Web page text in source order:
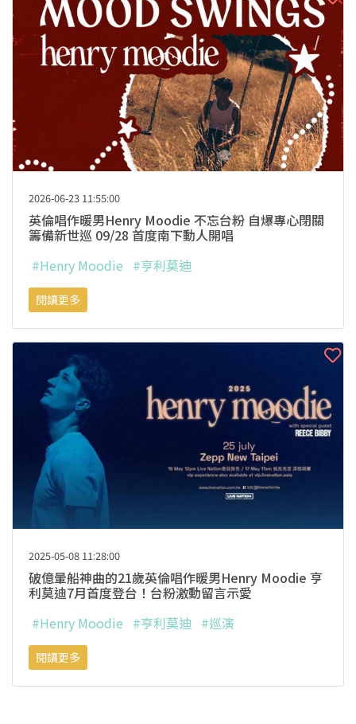
2026-06-23 11:55:00
英倫唱作暖男Henry Moodie 不忘台粉 自爆專心閉關
籌備新世巡 09/28 首度南下動人開唱
#Henry Moodie #亨利莫迪
閱讀更多
2025-05-08 11:28:00
破億暈船神曲的21歲英倫唱作暖男Henry Moodie 亨
利莫迪7月首度登台！台粉激動留言示愛
#Henry Moodie #亨利莫迪 #巡演
閱讀更多